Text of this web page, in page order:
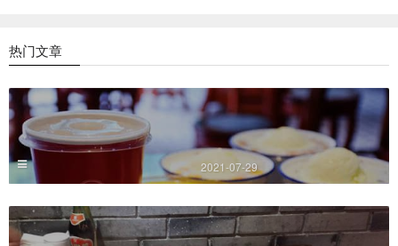
热门文章
2021-07-29